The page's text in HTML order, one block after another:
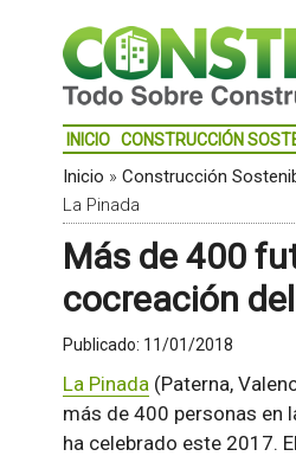
INICIO CONSTRUCCIÓN
Inicio » Construcción
La Pinada
Más de 400
cocreación
Publicado: 11/01/2018
La Pinada(Paterna,
más de 400 personas en
ha celebrado este 2017.